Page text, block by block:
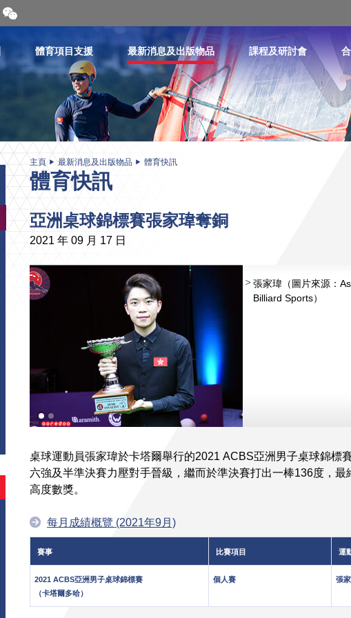
開
合
二
維
體育項目支援 最新消息及出版物品 課程及研討會
主頁 最新消息及出版物品 體育快訊
體育快訊
亞洲桌球錦標賽張家瑋奪銅
2021 年 09 月 17 日
張家瑋（圖片來源：
Billiard Sports）
桌球運動員張家瑋於卡塔爾舉行的2021 ACBS亞洲男子桌球錦標
六強及半準決賽力壓對手晉級，繼而於準決賽打出一棒136度，
高度數獎。
每月成績概覽 (2021年9月)
賽事 比賽項目 運
2021 ACBS亞洲男子桌球錦標賽
（卡塔爾多哈）
個人賽 張